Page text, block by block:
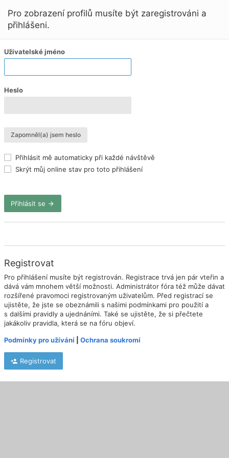
Pro zobrazení profilů musíte být zaregistrováni a
přihlášeni.
Uživatelské jméno
Heslo
Zapomněl(a) jsem heslo
Přihlásit mě automaticky při každé návštěvě
Skrýt můj online stav pro toto přihlášení
Přihlásit se
Registrovat
Pro přihlášení musíte být registrován. Registrace trvá jen pár vteřin a
dává vám mnohem větší možnosti. Administrátor fóra též může dávat
rozšířené pravomoci registrovaným uživatelům. Před registrací se
ujistěte, že jste se obeznámili s našimi podmínkami pro použití a
s dalšími pravidly a ujednáními. Také se ujistěte, že si přečtete
jakákoliv pravidla, která se na fóru objeví.
Podmínky pro užívání Ochrana soukromí
Registrovat